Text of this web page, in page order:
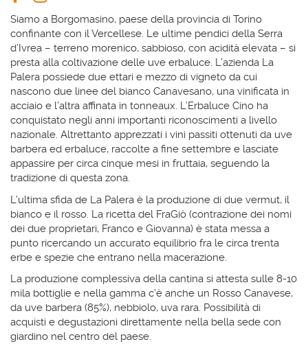
Siamo a Borgomasino, paese della provincia di Torino
confinante con il Vercellese. Le ultime pendici della Serra
d’Ivrea – terreno morenico, sabbioso, con acidità elevata – si
presta alla coltivazione delle uve erbaluce. L’azienda La
Palera possiede due ettari e mezzo di vigneto da cui
nascono due linee del bianco Canavesano, una vinificata in
acciaio e l’altra affinata in tonneaux. L’Erbaluce Cino ha
conquistato negli anni importanti riconoscimenti a livello
nazionale. Altrettanto apprezzati i vini passiti ottenuti da uve
barbera ed erbaluce, raccolte a fine settembre e lasciate
appassire per circa cinque mesi in fruttaia, seguendo la
tradizione di questa zona.
L’ultima sfida de La Palera è la produzione di due vermut, il
bianco e il rosso. La ricetta del FraGiò (contrazione dei nomi
dei due proprietari, Franco e Giovanna) è stata messa a
punto ricercando un accurato equilibrio fra le circa trenta
erbe e spezie che entrano nella macerazione.
La produzione complessiva della cantina si attesta sulle 8-10
mila bottiglie e nella gamma c’è anche un Rosso Canavese,
da uve barbera (85%), nebbiolo, uva rara. Possibilità di
acquisti e degustazioni direttamente nella bella sede con
giardino nel centro del paese.